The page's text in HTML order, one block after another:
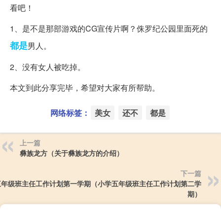
看吧！
1、是不是那部游戏的CG宣传片啊？侏罗纪公园里面死的
都是男人。
2、没有女人被吃掉。
本文到此分享完毕，希望对大家有所帮助。
网络标签： 美女 还不 都是
上一篇
彝族龙方（关于彝族龙方的介绍）
下一篇
级班主任工作计划第一学期（小学五年级班主任工作计划第二学
期）